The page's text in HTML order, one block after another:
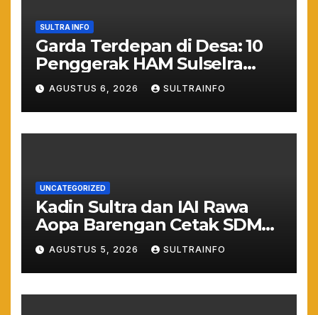
SULTRA INFO
Garda Terdepan di Desa: 10
Penggerak HAM Sulselra
Resmi Bertugas Mengawal
Asta Cita Prabowo
AGUSTUS 6, 2026 SULTRAINFO
UNCATEGORIZED
Kadin Sultra dan IAI Rawa
Aopa Barengan Cetak SDM
Siap Kerja dan Wirausaha
Muda
AGUSTUS 5, 2026 SULTRAINFO